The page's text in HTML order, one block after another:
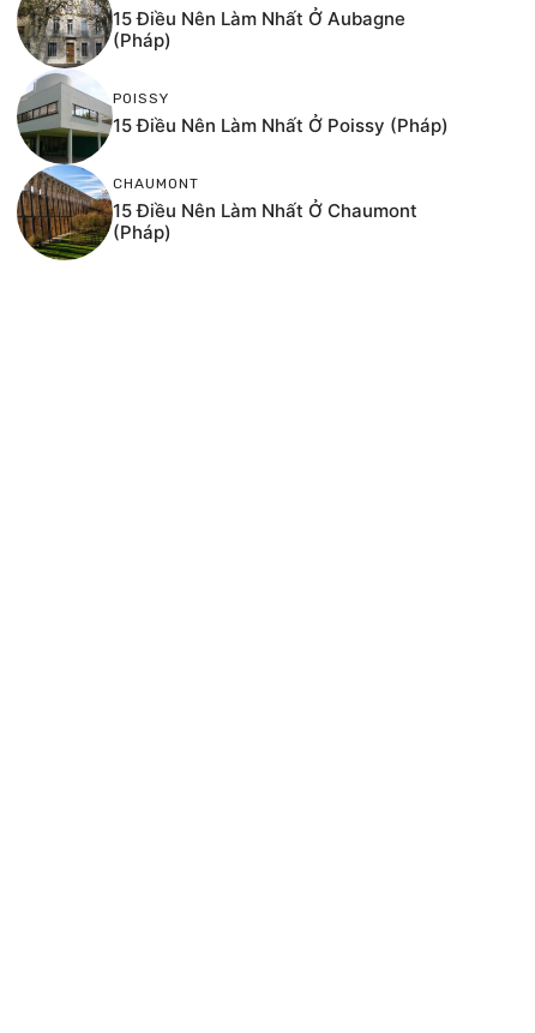
15 Điều Nên Làm Nhất Ở Aubagne
(Pháp)
POISSY
15 Điều Nên Làm Nhất Ở Poissy (Pháp)
CHAUMONT
15 Điều Nên Làm Nhất Ở Chaumont
(Pháp)